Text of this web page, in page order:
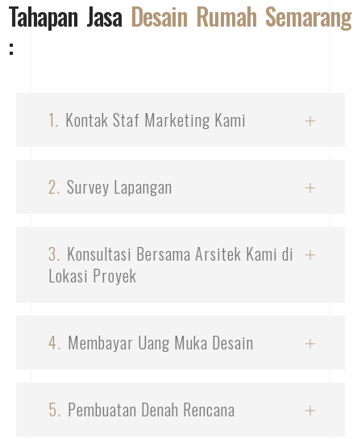
Tahapan Jasa Desain Rumah Semarang
:
1. Kontak Staf Marketing Kami
2. Survey Lapangan
3. Konsultasi Bersama Arsitek Kami di
Lokasi Proyek
4. Membayar Uang Muka Desain
5. Pembuatan Denah Rencana